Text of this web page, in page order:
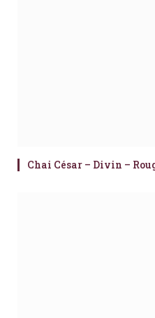
Chai César – Divin –